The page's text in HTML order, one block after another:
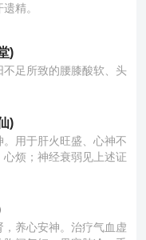
精。
)
足所致的腰膝酸软、头
)
用于肝火旺盛、心神不
烦；神经衰弱见上述证
养心安神。治疗气血虚